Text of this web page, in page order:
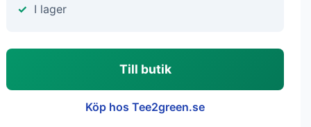
I lager
Till butik
Köp hos Tee2green.se